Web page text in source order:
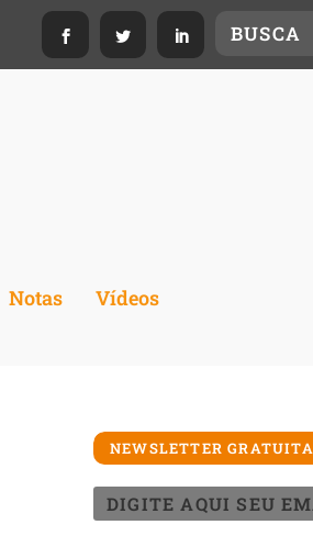
Notas Vídeos
NEWSLETTER GRATUITA